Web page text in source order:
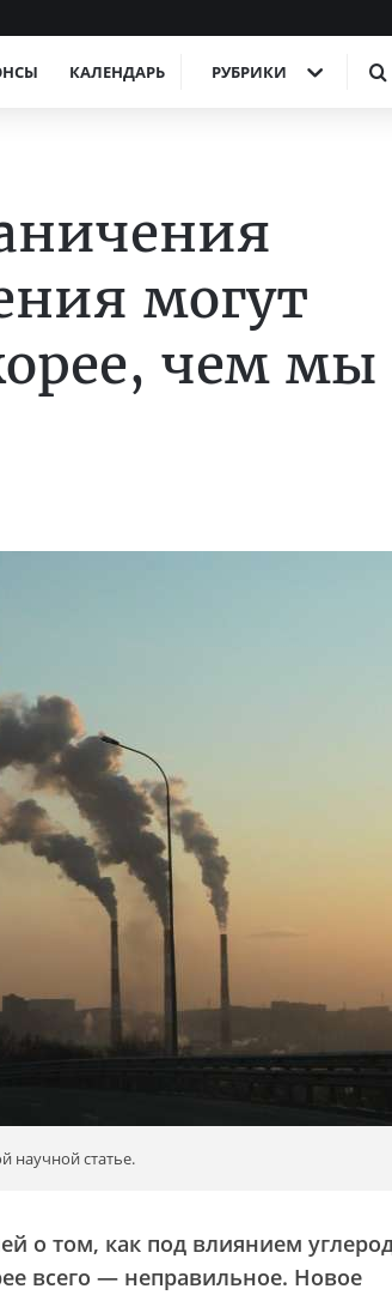
КАЛЕНДАРЬ РУБРИКИ
могут
чем мы
научной статье.
о том, как под влиянием
всего — неправильное. Новое